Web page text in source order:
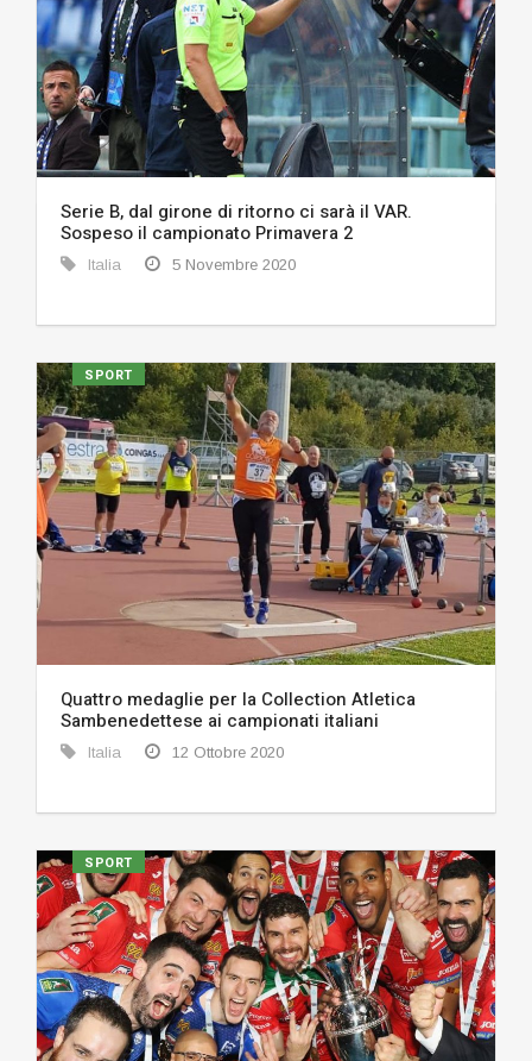
Serie B, dal girone di ritorno ci sarà il VAR.
Sospeso il campionato Primavera 2
Italia 5 Novembre 2020
SPORT
Quattro medaglie per la Collection Atletica
Sambenedettese ai campionati italiani
Italia 12 Ottobre 2020
SPORT